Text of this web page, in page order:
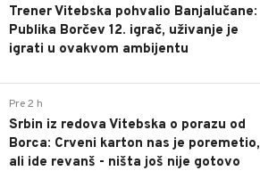
Trener Vitebska pohvalio Banjalučane:
Publika Borčev 12. igrač, uživanje je
igrati u ovakvom ambijentu
Pre 2 h
Srbin iz redova Vitebska o porazu od
Borca: Crveni karton nas je poremetio,
ali ide revanš - ništa još nije gotovo